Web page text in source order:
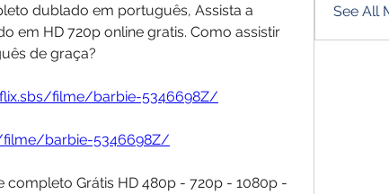
dublado em português, Assista a
em HD 720p online gratis. Como assistir
de graça?
filme/barbie-5346698Z/
barbie-5346698Z/
completo Grátis HD 480p - 720p - 1080p -
See All